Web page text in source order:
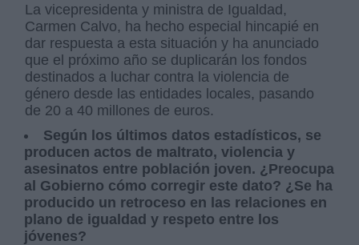
La vicepresidenta y ministra de Igualdad,
Carmen Calvo, ha hecho especial hincapié en
dar respuesta a esta situación y ha anunciado
que el próximo año se duplicarán los fondos
destinados a luchar contra la violencia de
género desde las entidades locales, pasando
de 20 a 40 millones de euros.
Según los últimos datos estadísticos, se
producen actos de maltrato, violencia y
asesinatos entre población joven. ¿Preocupa
al Gobierno cómo corregir este dato? ¿Se ha
producido un retroceso en las relaciones en
plano de igualdad y respeto entre los
jóvenes?